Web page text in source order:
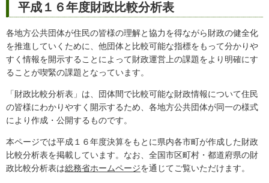
平成１６年度財政比較分析表
各地方公共団体が住民の皆様の理解と協力を得ながら財政の健全化
を推進していくために、他団体と比較可能な指標をもって分かりや
すく情報を開示することによって財政運営上の課題をより明確にす
ることが喫緊の課題となっています。
「財政比較分析表」は、団体間で比較可能な財政情報について住民
の皆様にわかりやすく開示するため、各地方公共団体が同一の様式
により作成・公開するものです。
本ページでは平成１６年度決算をもとに県内各市町が作成した財政
比較分析表を掲載しています。なお、全国市区町村・都道府県の財
政比較分析表は総務省ホームページを通じてご覧いただけます。